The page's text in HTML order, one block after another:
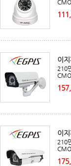
이
210
이
210